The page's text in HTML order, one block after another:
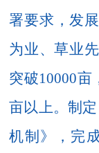
署要求，发
为业、草业
突破10000亩
亩以上。 制
机制》，完